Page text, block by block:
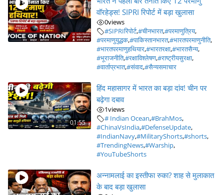
वॉरहेड्स! SIPRI रिपोर्ट में बड़ा खुलासा
0views
#SIPRIरिपोर्ट,#चीनभारत,#परमाणुत्रिय,
#परमाणुयुद्धक,#पाकिस्तानभारत,#भारतपरमाणुनीति,
#भारतपरमाणुहथियार,#भारतरक्षा,#भारतसैन्य,
#भूराजनीति,#रक्षाविश्लेषण,#राष्ट्रीयसुरक्षा,
#वार्ताप्रभात,#संवाद,#सैन्यसमाचार
01:55
हिंद महासागर में भारत का बड़ा दांव! चीन पर
बढ़ेगा दबाव
1views
# Indian Ocean,#BrahMos,
#ChinaVsIndia,#DefenseUpdate,
#IndianNavy,#MilitaryShorts,#shorts,
#TrendingNews,#Warship,
#YouTubeShorts
अन्नामलाई का इस्तीफा रुका? शाह से मुलाकात
के बाद बड़ा खुलासा